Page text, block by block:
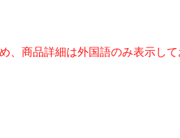
、商品詳細は外国語のみ表示して